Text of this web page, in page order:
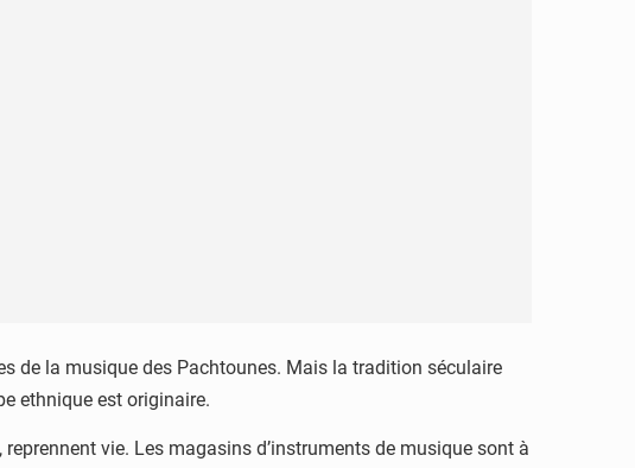
de la musique des Pachtounes. Mais la tradition séculaire
ethnique est originaire.
vie. Les magasins d’instruments de musique sont à